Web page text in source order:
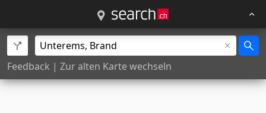
Feedback | Zur alten Karte wechseln